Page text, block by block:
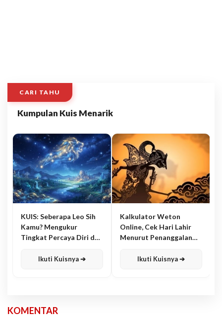
CARI TAHU
Kumpulan Kuis Menarik
KUIS: Seberapa Leo Sih
Kamu? Mengukur
Tingkat Percaya Diri dan
Ikuti Kuisnya ➔
Kalkulator Weton
Online, Cek Hari Lahir
Menurut Penanggalan
Ikuti Kuisnya ➔
KOMENTAR